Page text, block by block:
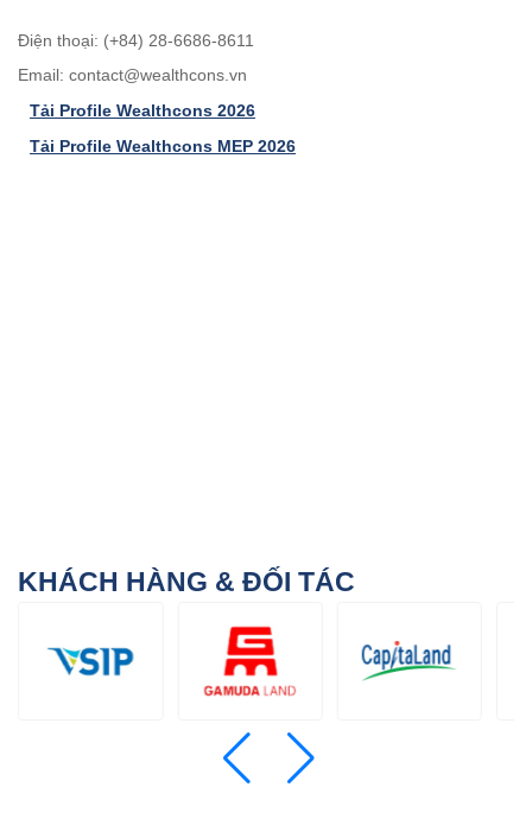
Điện thoại: (+84) 28-6686-8611
Email: contact@wealthcons.vn
Tải Profile Wealthcons 2026
Tải Profile Wealthcons MEP 2026
KHÁCH HÀNG & ĐỐI TÁC